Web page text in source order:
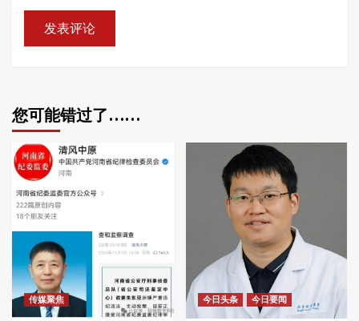
您可能错过了……
传媒聚焦 今日头条 今日要闻